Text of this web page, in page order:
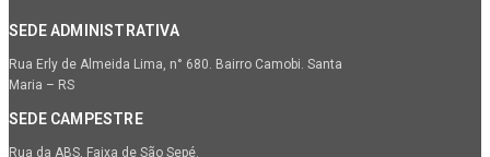
SEDE ADMINISTRATIVA
Rua Erly de Almeida Lima, n° 680. Bairro Camobi. Santa
Maria – RS
SEDE CAMPESTRE
Rua da ABS, Faixa de São Sepé.